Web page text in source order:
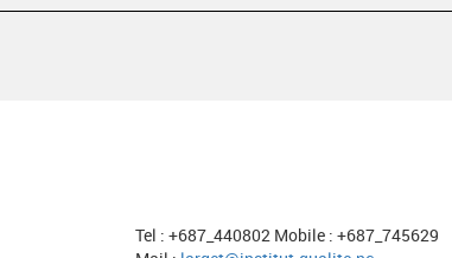
Tel : +687_440802 Mobile : +687_745629